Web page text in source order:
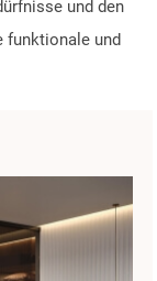
und den
funktionale und